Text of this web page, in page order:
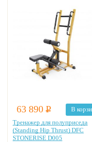
Размеры упаковки:1 место —
209×32×14 см, 2 место —
63 890 Р
В
Тренажер для полуприседа
(Standing Hip Thrust) DFC
STONERISE D005